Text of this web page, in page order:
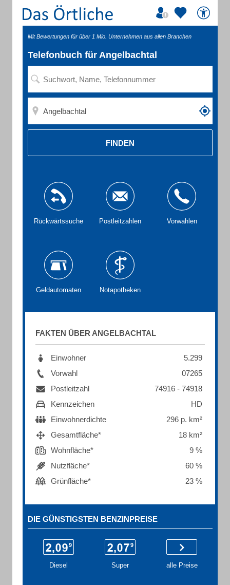
Mit Bewertungen für über 1 Mio. Unternehmen aus allen Branchen
Telefonbuch für Angelbachtal
FINDEN
Rückwärtssuche Postleitzahlen Vorwahlen
Geldautomaten Notapotheken
FAKTEN ÜBER ANGELBACHTAL
Einwohner
5.299
Vorwahl
07265
Postleitzahl
74916 - 74918
Kennzeichen
HD
Einwohnerdichte
296 p. km²
Gesamtfläche*
18 km²
Wohnfläche*
9 %
Nutzfläche*
60 %
Grünfläche*
23 %
DIE GÜNSTIGSTEN BENZINPREISE
Diesel Super alle Preise